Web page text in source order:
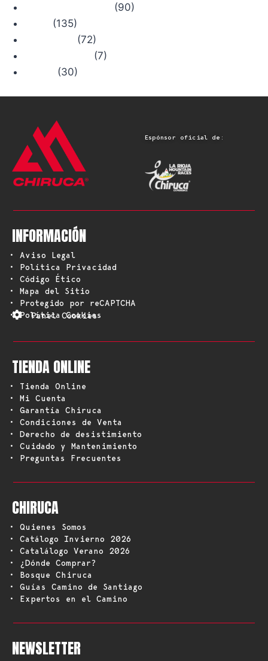
(90)
(135)
(72)
(7)
(30)
Espónsor oficial de:
INFORMACIÓN
• Aviso Legal
• Política Privacidad
• Código Ético
• Mapa del Sitio
• Protegido por reCAPTCHA
• Política Cookies
Panel Cookies
TIENDA ONLINE
• Tienda Online
• Mi Cuenta
• Garantía Chiruca
• Condiciones de Venta
• Derecho de desistimiento
• Cuidado y Mantenimiento
• Preguntas Frecuentes
CHIRUCA
• Quienes Somos
• Catálogo Invierno 2026
• Catalálogo Verano 2026
• ¿Dónde Comprar?
• Bosque Chiruca
• Guías Camino de Santiago
• Expertos en el Camino
NEWSLETTER